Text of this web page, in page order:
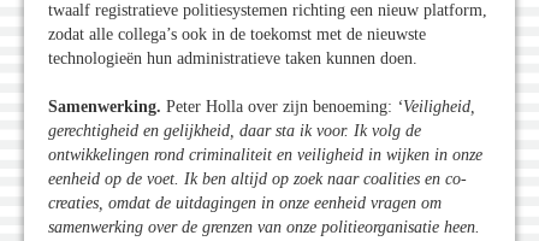
twaalf registratieve politiesystemen richting een nieuw platform,
zodat alle collega’s ook in de toekomst met de nieuwste
technologieën hun administratieve taken kunnen doen.
Samenwerking. Peter Holla over zijn benoeming: ‘Veiligheid,
gerechtigheid en gelijkheid, daar sta ik voor. Ik volg de
ontwikkelingen rond criminaliteit en veiligheid in wijken in onze
eenheid op de voet. Ik ben altijd op zoek naar coalities en co-
creaties, omdat de uitdagingen in onze eenheid vragen om
samenwerking over de grenzen van onze politieorganisatie heen.